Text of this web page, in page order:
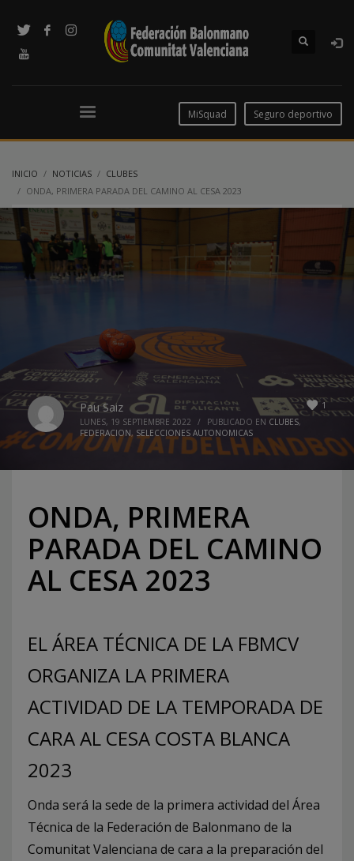
MiSquad Seguro deportivo
INICIO NOTICIAS
CLUBES
ONDA, PRIMERA PARADA DEL CAMINO AL CESA 2023
1
Pau Saiz
LUNES, 19 SEPTIEMBRE 2022 / PUBLICADO EN CLUBES,
FEDERACION, SELECCIONES AUTONOMICAS
ONDA, PRIMERA
PARADA DEL CAMINO
AL CESA 2023
EL ÁREA TÉCNICA DE LA FBMCV
ORGANIZA LA PRIMERA
ACTIVIDAD DE LA TEMPORADA DE
CARA AL CESA COSTA BLANCA
2023
Onda será la sede de la primera actividad del Área
Técnica de la Federación de Balonmano de la
Comunitat Valenciana de cara a la preparación del